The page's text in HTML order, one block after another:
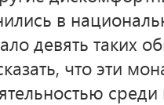
в
девять таких
что эти